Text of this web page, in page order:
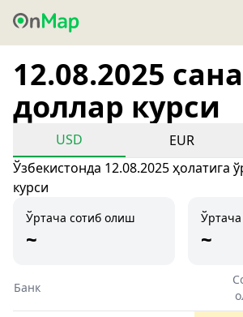
12.08.2025
доллар курси
USD EUR
Ўзбекистонда 12.08.2025 ҳолатига
курси
Ўртача сотиб олиш
~ ~
Банк